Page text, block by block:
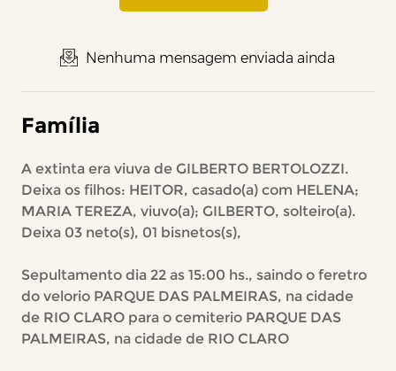
Nenhuma mensagem enviada ainda
Família
A extinta era viuva de GILBERTO BERTOLOZZI.
Deixa os filhos: HEITOR, casado(a) com HELENA;
MARIA TEREZA, viuvo(a); GILBERTO, solteiro(a).
Deixa 03 neto(s), 01 bisnetos(s),
Sepultamento dia 22 as 15:00 hs., saindo o feretro
do velorio PARQUE DAS PALMEIRAS, na cidade
de RIO CLARO para o cemiterio PARQUE DAS
PALMEIRAS, na cidade de RIO CLARO